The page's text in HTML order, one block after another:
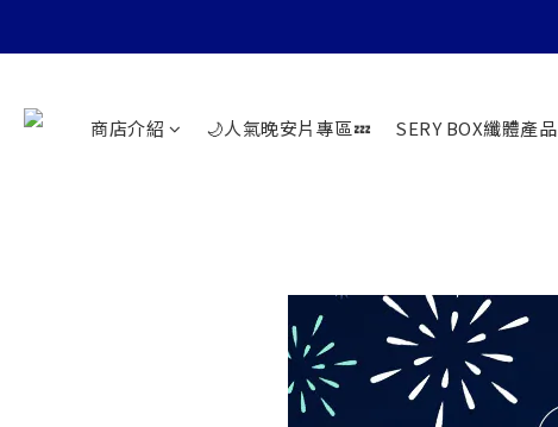
商店介紹 🌙人氣晚安片專區💤 SERY BOX纖體產品